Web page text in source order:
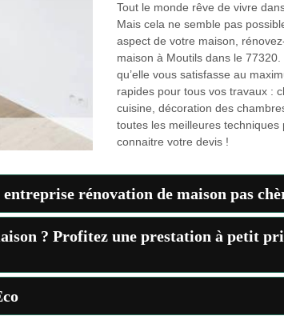
Tout le monde rêve de vivre
Mais cela ne semble pas
aspect de votre maison,
maison à Moutils dans le
qu’elle vous satisfasse au
rapides pour tous vos travaux :
cuisine, décoration des
toutes les meilleures
connaitre votre devis !
rénovation de maison pas
? Profitez une prestation à petit